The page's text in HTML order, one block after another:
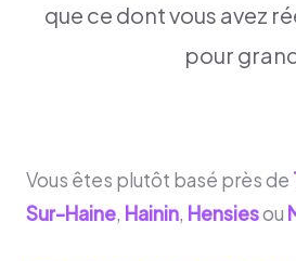
que ce dont vous avez
pour
Vous êtes plutôt basé près de
Sur-Haine, Hainin, Hensiesou